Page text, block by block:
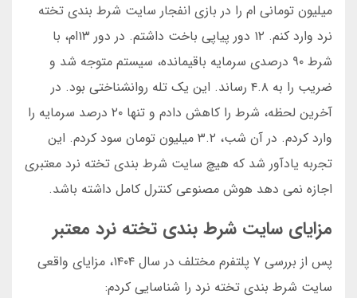
میلیون تومانی ام را در بازی انفجار سایت شرط بندی تخته
نرد وارد کنم. ۱۲ دور پیاپی باخت داشتم. در دور ۱۳ام، با
شرط ۹۰ درصدی سرمایه باقیمانده، سیستم متوجه شد و
ضریب را به ۴.۸ رساند. این یک تله روانشناختی بود. در
آخرین لحظه، شرط را کاهش دادم و تنها ۲۰ درصد سرمایه را
وارد کردم. در آن شب، ۳.۲ میلیون تومان سود کردم. این
تجربه یادآور شد که هیچ سایت شرط بندی تخته نرد معتبری
اجازه نمی دهد هوش مصنوعی کنترل کامل داشته باشد.
مزایای سایت شرط بندی تخته نرد معتبر
پس از بررسی ۷ پلتفرم مختلف در سال ۱۴۰۴، مزایای واقعی
سایت شرط بندی تخته نرد را شناسایی کردم: